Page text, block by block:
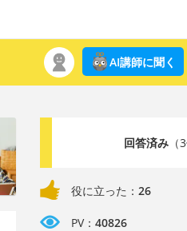
AI講師に聞く
回答済み（3
役に立った： 26
PV： 40826